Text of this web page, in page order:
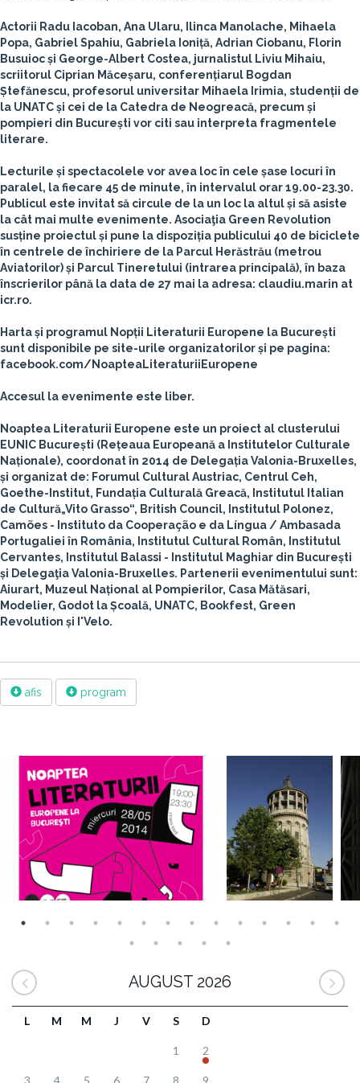
Actorii Radu Iacoban, Ana Ularu, Ilinca Manolache, Mihaela
Popa, Gabriel Spahiu, Gabriela Ioniță, Adrian Ciobanu, Florin
Busuioc și George-Albert Costea, jurnalistul Liviu Mihaiu,
scriitorul Ciprian Măceșaru, conferențiarul Bogdan
Ștefănescu, profesorul universitar Mihaela Irimia, studenții de
la UNATC și cei de la Catedra de Neogreacă, precum și
pompieri din București vor citi sau interpreta fragmentele
literare.
Lecturile și spectacolele vor avea loc în cele șase locuri în
paralel, la fiecare 45 de minute, în intervalul orar 19.00-23.30.
Publicul este invitat să circule de la un loc la altul și să asiste
la cât mai multe evenimente. Asociaţia Green Revolution
susține proiectul și pune la dispoziția publicului 40 de biciclete
în centrele de închiriere de la Parcul Herăstrău (metrou
Aviatorilor) și Parcul Tineretului (intrarea principală), în baza
înscrierilor până la data de 27 mai la adresa: claudiu.marin at
icr.ro.
Harta și programul Nopții Literaturii Europene la București
sunt disponibile pe site-urile organizatorilor și pe pagina:
facebook.com/NoapteaLiteraturiiEuropene
Accesul la evenimente este liber.
Noaptea Literaturii Europene este un proiect al clusterului
EUNIC București (Rețeaua Europeană a Institutelor Culturale
Naționale), coordonat în 2014 de Delegația Valonia-Bruxelles,
și organizat de: Forumul Cultural Austriac, Centrul Ceh,
Goethe-Institut, Fundația Culturală Greacă, Institutul Italian
de Cultură„Vito Grasso“, British Council, Institutul Polonez,
Camões - Instituto da Cooperação e da Língua / Ambasada
Portugaliei în România, Institutul Cultural Român, Institutul
Cervantes, Institutul Balassi - Institutul Maghiar din București
și Delegaţia Valonia-Bruxelles. Partenerii evenimentului sunt:
Aiurart, Muzeul Național al Pompierilor, Casa Mătăsari,
Modelier, Godot la Școală, UNATC, Bookfest, Green
Revolution și I'Velo.
afis program
AUGUST 2026
L M M J V S D
1 2
3 4 5 6 7 8 9